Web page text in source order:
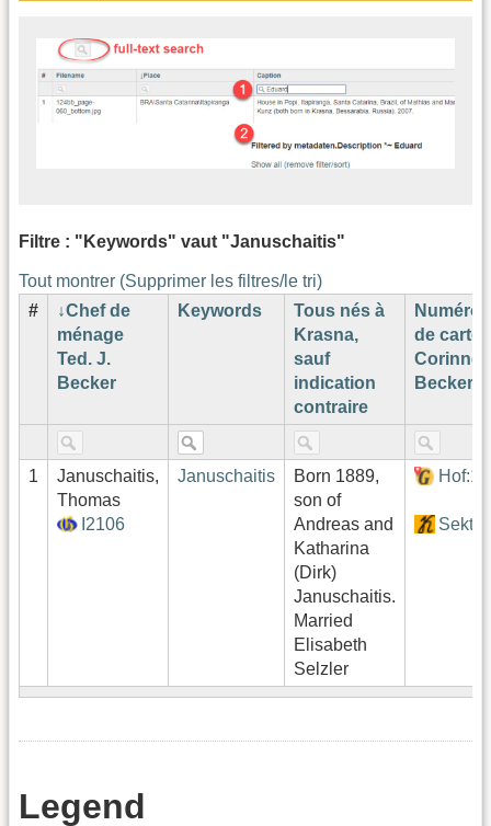
Filtre : "Keywords" vaut "Januschaitis"
Tout montrer (Supprimer les filtres/le tri)
#
Chef de
ménage
Ted. J.
Becker
Keywords
Tous nés à
Krasna,
sauf
indication
contraire
Numéro
de carte
Corinne
Becker¹
1
Januschaitis,
Thomas
I2106
Januschaitis
Born 1889,
son of
Andreas and
Katharina
(Dirk)
Januschaitis.
Married
Elisabeth
Selzler
Legend